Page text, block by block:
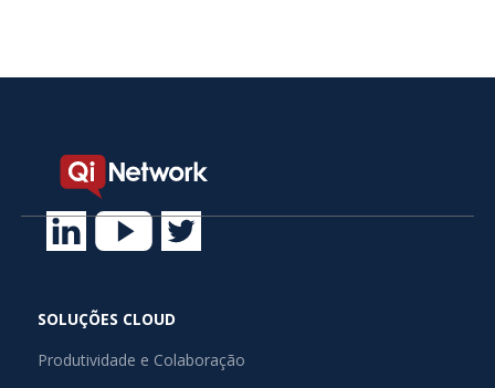
SOLUÇÕES CLOUD
Produtividade e Colaboração